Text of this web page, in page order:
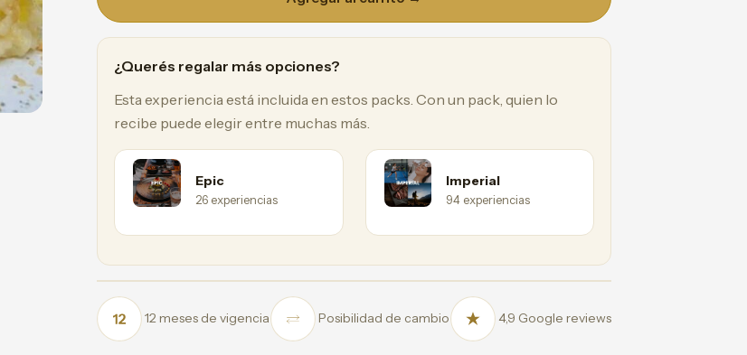
¿Querés regalar más opciones?
Esta experiencia está incluida en estos packs. Con un pack, quien lo
recibe puede elegir entre muchas más.
Epic
26 experiencias
Imperial
94 experiencias
12 meses de vigencia Posibilidad de cambio 4,9 Google reviews